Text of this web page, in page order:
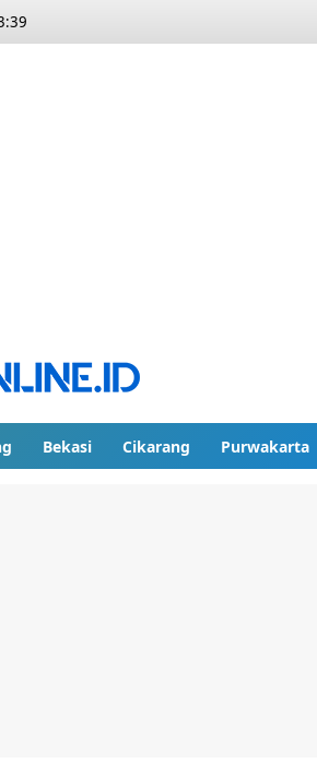
Bekasi Cikarang Purwakarta